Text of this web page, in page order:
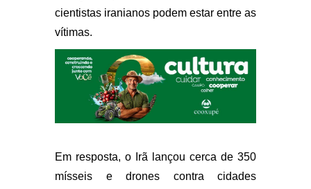
cientistas iranianos podem estar entre as
vítimas.
Em resposta, o Irã lançou cerca de 350
mísseis e drones contra cidades